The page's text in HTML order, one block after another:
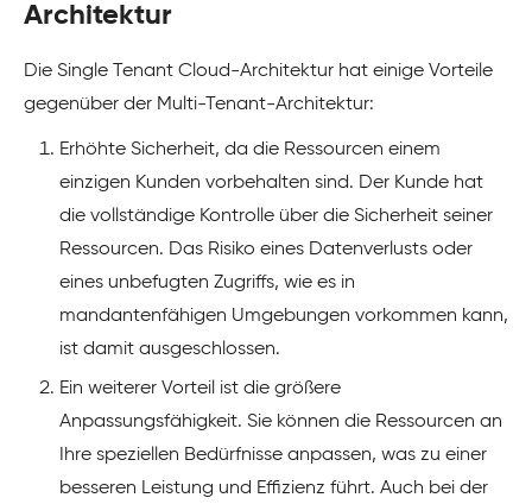
Architektur
Die Single Tenant Cloud-Architektur hat einige Vorteile
gegenüber der Multi-Tenant-Architektur:
Erhöhte Sicherheit, da die Ressourcen einem
einzigen Kunden vorbehalten sind. Der Kunde hat
die vollständige Kontrolle über die Sicherheit seiner
Ressourcen. Das Risiko eines Datenverlusts oder
eines unbefugten Zugriffs, wie es in
mandantenfähigen Umgebungen vorkommen kann,
ist damit ausgeschlossen.
Ein weiterer Vorteil ist die größere
Anpassungsfähigkeit. Sie können die Ressourcen an
Ihre speziellen Bedürfnisse anpassen, was zu einer
besseren Leistung und Effizienz führt. Auch bei der